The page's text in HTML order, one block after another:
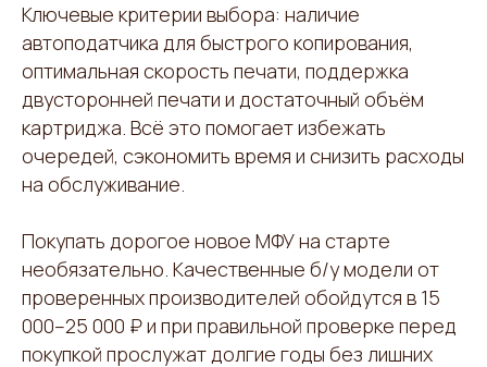
Ключевые критерии выбора: наличие
автоподатчика для быстрого копирования,
оптимальная скорость печати, поддержка
двусторонней печати и достаточный объём
картриджа. Всё это помогает избежать
очередей, сэкономить время и снизить расходы
на обслуживание.
Покупать дорогое новое МФУ на старте
необязательно. Качественные б/у модели от
проверенных производителей обойдутся в 15
000–25 000 ₽ и при правильной проверке перед
покупкой прослужат долгие годы без лишних